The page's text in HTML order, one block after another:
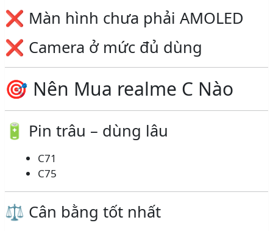
❌ Màn hình chưa phải AMOLED
❌ Camera ở mức đủ dùng
🎯 Nên Mua realme C Nào
🔋 Pin trâu – dùng lâu
C71
C75
⚖️ Cân bằng tốt nhất